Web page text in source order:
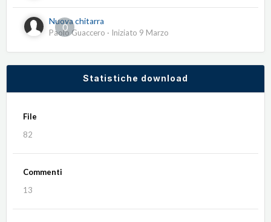
0
Nuova chitarra
Paolo Guaccero · Iniziato 9 Marzo
Statistiche download
File
82
Commenti
13